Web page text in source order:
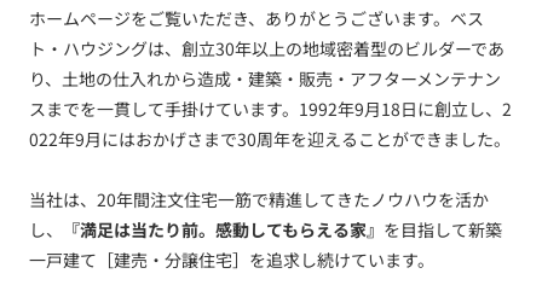
ホームページをご覧いただき、ありがとうございます。ベス
ト・ハウジングは、創立30年以上の地域密着型のビルダーであ
り、土地の仕入れから造成・建築・販売・アフターメンテナン
スまでを一貫して手掛けています。1992年9月18日に創立し、2
022年9月にはおかげさまで30周年を迎えることができました。
当社は、20年間注文住宅一筋で精進してきたノウハウを活か
し、
『満足は当たり前。感動してもらえる家』 を目指して新築
一戸建て［建売・分譲住宅］を追求し続けています。